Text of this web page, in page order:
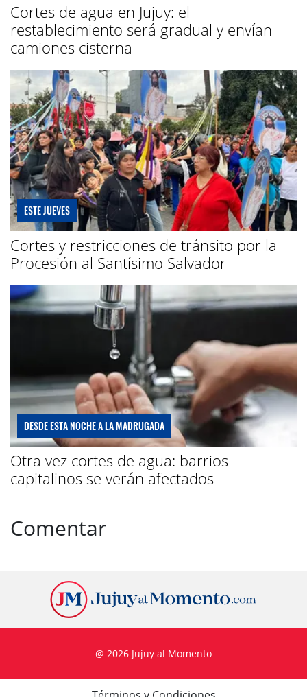
Cortes de agua en Jujuy: el
restablecimiento será gradual y envían
camiones cisterna
ESTE JUEVES
Cortes y restricciones de tránsito por la
Procesión al Santísimo Salvador
DESDE ESTA NOCHE A LA MADRUGADA
Otra vez cortes de agua: barrios
capitalinos se verán afectados
Comentar
@ 2026 Jujuy al Momento